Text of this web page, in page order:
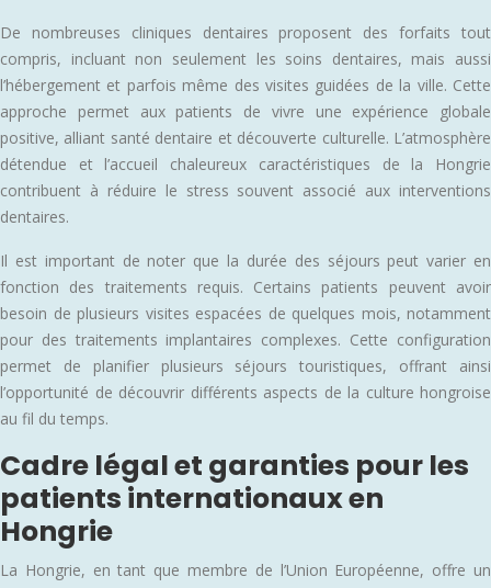
De nombreuses cliniques dentaires proposent des forfaits tout
compris, incluant non seulement les soins dentaires, mais aussi
l’hébergement et parfois même des visites guidées de la ville. Cette
approche permet aux patients de vivre une expérience globale
positive, alliant santé dentaire et découverte culturelle. L’atmosphère
détendue et l’accueil chaleureux caractéristiques de la Hongrie
contribuent à réduire le stress souvent associé aux interventions
dentaires.
Il est important de noter que la durée des séjours peut varier en
fonction des traitements requis. Certains patients peuvent avoir
besoin de plusieurs visites espacées de quelques mois, notamment
pour des traitements implantaires complexes. Cette configuration
permet de planifier plusieurs séjours touristiques, offrant ainsi
l’opportunité de découvrir différents aspects de la culture hongroise
au fil du temps.
Cadre légal et garanties pour les
patients internationaux en
Hongrie
La Hongrie, en tant que membre de l’Union Européenne, offre un